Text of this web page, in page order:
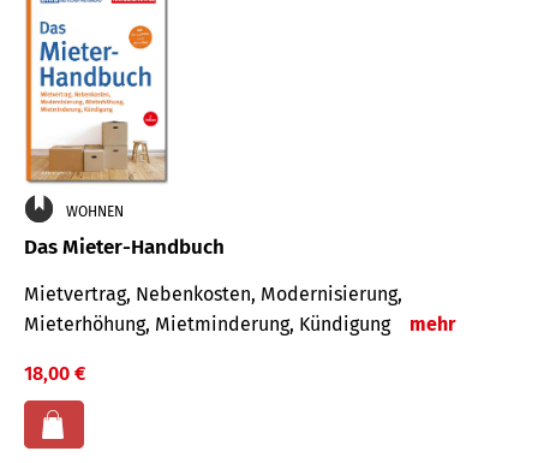
WOHNEN
Das Mieter-Handbuch
Mietvertrag, Nebenkosten, Modernisierung,
Mieterhöhung, Mietminderung, Kündigung
mehr
18,00 €